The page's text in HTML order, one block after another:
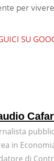
per
SU
in
di